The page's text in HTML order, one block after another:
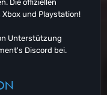
Die offiziellen
und Playstation!
Unterstützung
Discord bei.